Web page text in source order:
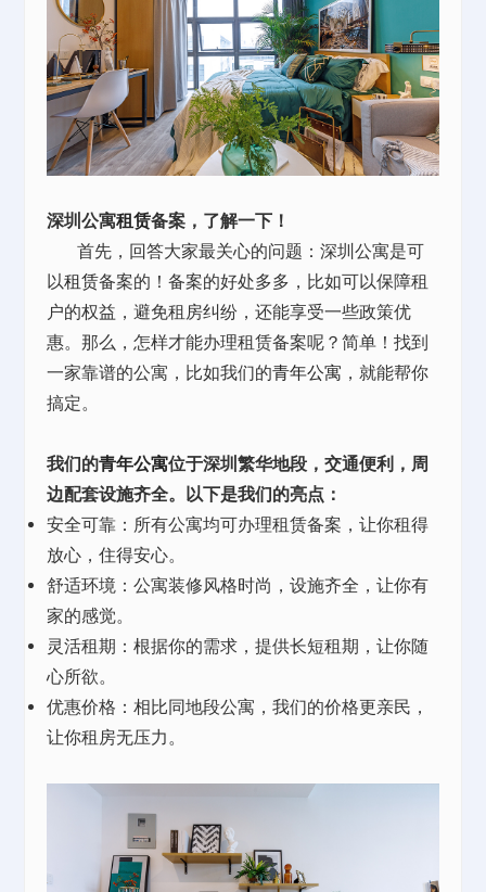
深圳公寓租赁备案，了解一下！
首先，回答大家最关心的问题：深圳公寓是可
以租赁备案的！备案的好处多多，比如可以保障租
户的权益，避免租房纠纷，还能享受一些政策优
惠。那么，怎样才能办理租赁备案呢？简单！找到
一家靠谱的公寓，比如我们的青年公寓 ，就能帮你
搞定。
我们的青年公寓位于深圳繁华地段，交通便利，周
边配套设施齐全。以下是我们的亮点：
安全可靠：所有公寓均可办理租赁备案，让你租得
放心，住得安心。
舒适环境：公寓装修风格时尚，设施齐全，让你有
家的感觉。
灵活租期：根据你的需求，提供长短租期，让你随
心所欲。
优惠价格：相比同地段公寓，我们的价格更亲民，
让你租房无压力。